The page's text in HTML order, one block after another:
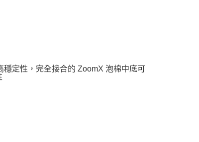
定性，完全接合的 ZoomX 泡棉中底可